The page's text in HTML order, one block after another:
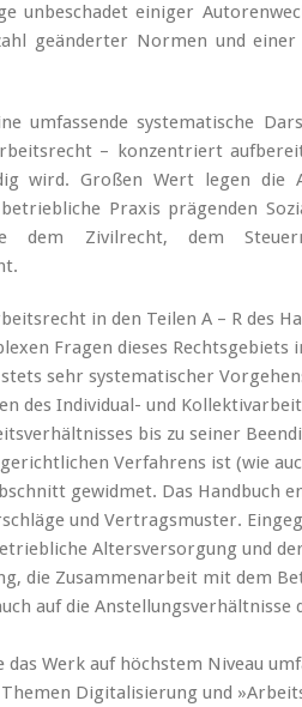
unbeschadet einiger
geänderter Normen und
umfassende systematische
– konzentriert
wird. Großen Wert legen die
Praxis prägenden
dem Zivilrecht, dem
in den Teilen A – R des
Fragen dieses Rechtsgebiets
sehr systematischer
des Individual- und
bis zu seiner
Verfahrens ist (wie
gewidmet. Das Handbuch
und Vertragsmuster.
Altersversorgung und
die Zusammenarbeit mit dem
auf die Anstellungsverhältnisse
Werk auf höchstem Niveau
Digitalisierung und